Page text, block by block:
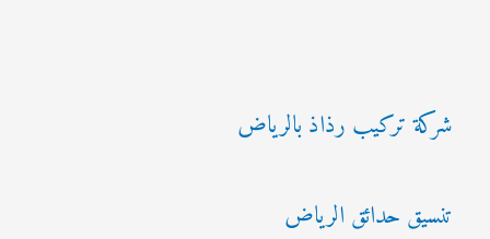
شركة تركيب رذاذ بالرياض
تنسيق حدائق الرياض